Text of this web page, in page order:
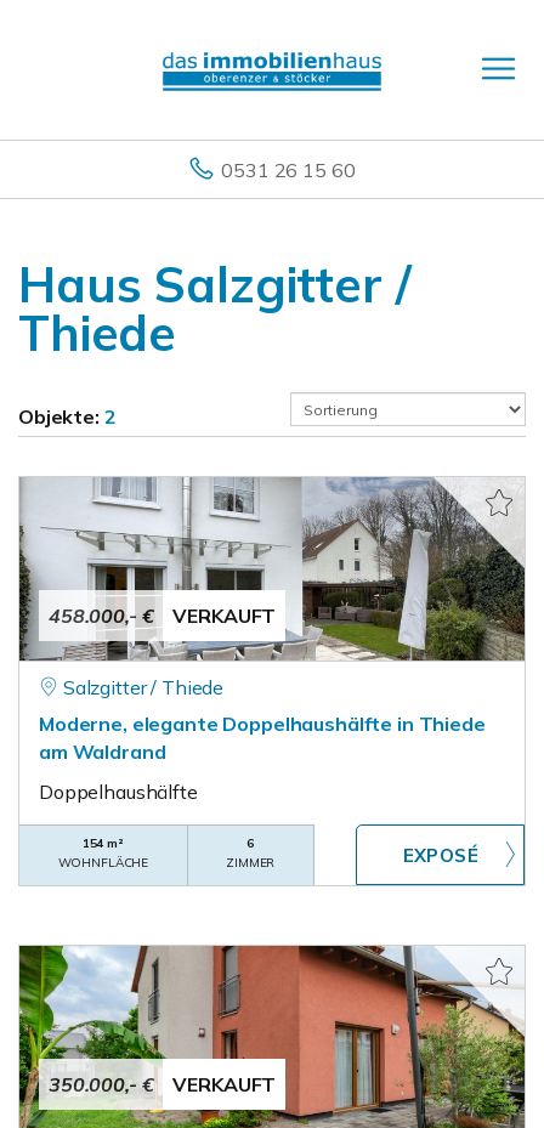
0531 26 15 60
Haus Salzgitter /
Thiede
Objekte: 2
458.000,- € VERKAUFT
Salzgitter / Thiede
Moderne, elegante Doppelhaushälfte in Thiede
am Waldrand
Doppelhaushälfte
154 m²
WOHNFLÄCHE
6
ZIMMER
350.000,- € VERKAUFT